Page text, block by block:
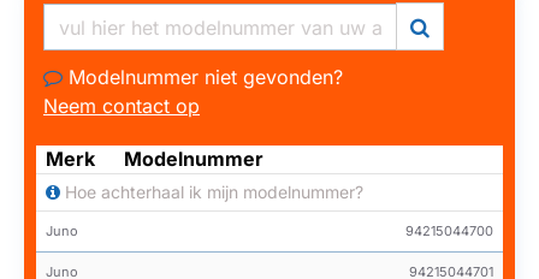
HUISMERK
Modelnummer niet gevonden?
Neem contact op
Merk Modelnummer
Hoe achterhaal ik mijn modelnummer?
Juno 94215044700
Juno 94215044701